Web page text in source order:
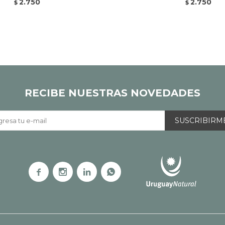
$ 2.750 $ 2.750
RECIBE NUESTRAS NOVEDADES
   